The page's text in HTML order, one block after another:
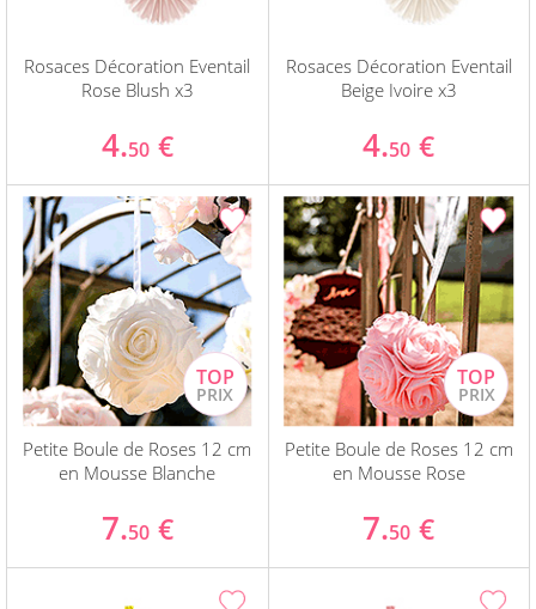
Rosaces Décoration Eventail
Rose Blush x3
4.50 €
Rosaces Décoration Eventail
Beige Ivoire x3
4.50 €
Petite Boule de Roses 12 cm
en Mousse Blanche
7.50 €
Petite Boule de Roses 12 cm
en Mousse Rose
7.50 €